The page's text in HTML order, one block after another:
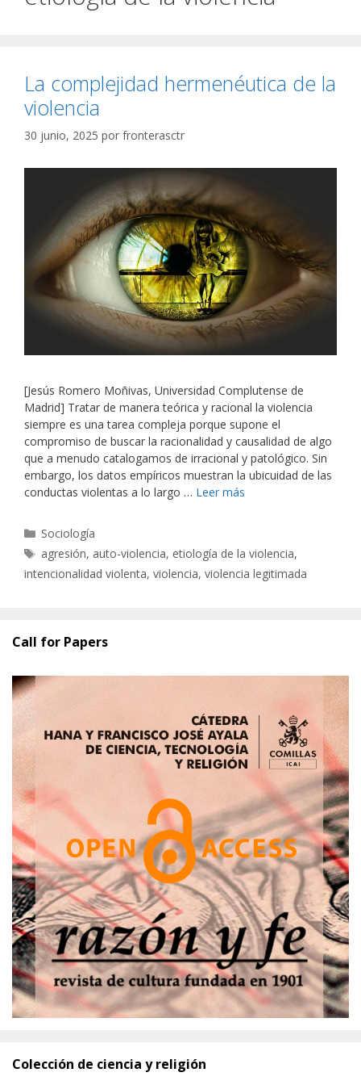
La complejidad hermenéutica de la
violencia
30 junio, 2025 por fronterasctr
[Jesús Romero Moñivas, Universidad Complutense de
Madrid] Tratar de manera teórica y racional la violencia
siempre es una tarea compleja porque supone el
compromiso de buscar la racionalidad y causalidad de algo
que a menudo catalogamos de irracional y patológico. Sin
embargo, los datos empíricos muestran la ubicuidad de las
conductas violentas a lo largo … Leer más
Categorías
Sociología
Etiquetas
agresión, auto-violencia, etiología de la violencia,
intencionalidad violenta, violencia, violencia legitimada
Call for Papers
Colección de ciencia y religión